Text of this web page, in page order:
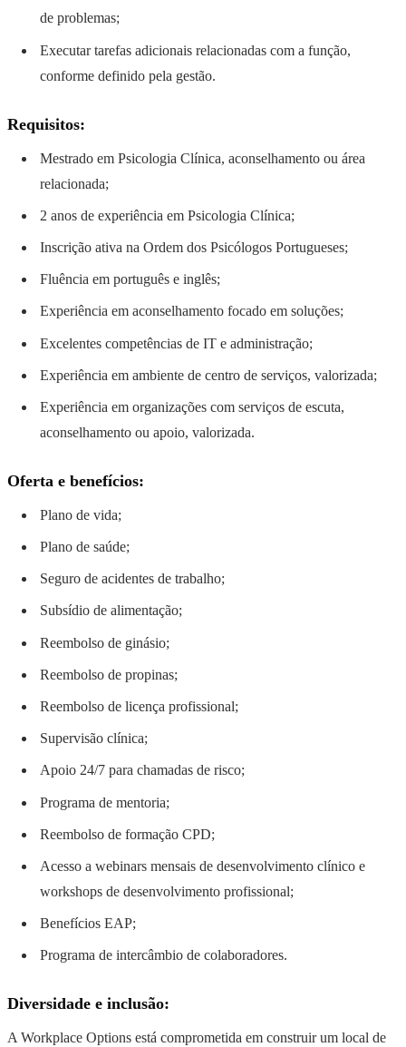
de problemas;
Executar tarefas adicionais relacionadas com a função,
conforme definido pela gestão.
Requisitos:
Mestrado em Psicologia Clínica, aconselhamento ou área
relacionada;
2 anos de experiência em Psicologia Clínica;
Inscrição ativa na Ordem dos Psicólogos Portugueses;
Fluência em português e inglês;
Experiência em aconselhamento focado em soluções;
Excelentes competências de IT e administração;
Experiência em ambiente de centro de serviços, valorizada;
Experiência em organizações com serviços de escuta,
aconselhamento ou apoio, valorizada.
Oferta e benefícios:
Plano de vida;
Plano de saúde;
Seguro de acidentes de trabalho;
Subsídio de alimentação;
Reembolso de ginásio;
Reembolso de propinas;
Reembolso de licença profissional;
Supervisão clínica;
Apoio 24/7 para chamadas de risco;
Programa de mentoria;
Reembolso de formação CPD;
Acesso a webinars mensais de desenvolvimento clínico e
workshops de desenvolvimento profissional;
Benefícios EAP;
Programa de intercâmbio de colaboradores.
Diversidade e inclusão:
A Workplace Options está comprometida em construir um local de